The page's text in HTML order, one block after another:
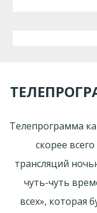
Телепрограмма
скорее
трансляций
чуть-чуть
всех», которая